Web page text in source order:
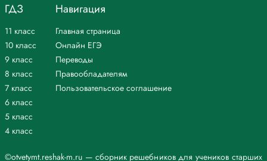
©otvetymt.reshak-m.ru — сборник решебников для учеников старших
ГДЗ
11 класс
10 класс
9 класс
8 класс
7 класс
6 класс
5 класс
4 класс
Навигация
Главная страница
Онлайн ЕГЭ
Переводы
Правообладателям
Пользовательское соглашение